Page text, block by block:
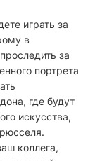
играть за
в
за
портрета
где будут
искусства,
коллега,